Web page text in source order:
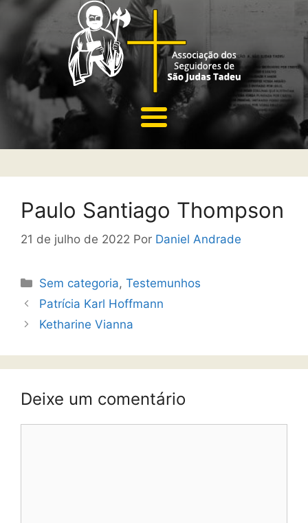
Paulo Santiago Thompson
21 de julho de 2022 Por Daniel Andrade
Sem categoria,Testemunhos
Patrícia Karl Hoffmann
Ketharine Vianna
Deixe um comentário